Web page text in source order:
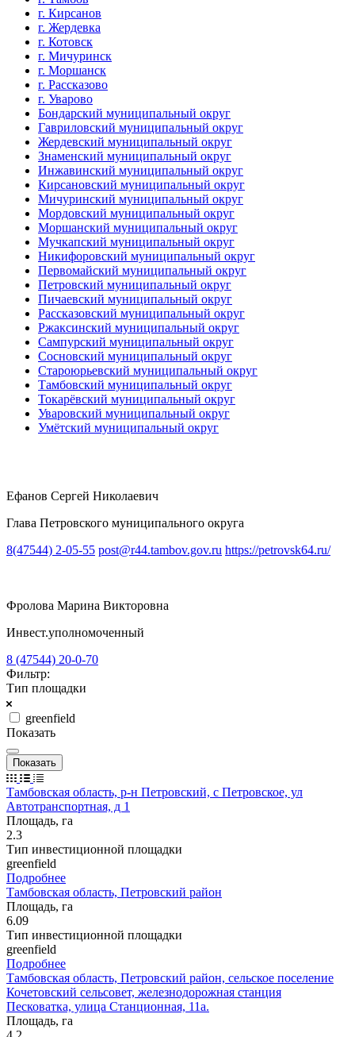
г. Кирсанов
г. Жердевка
г. Котовск
г. Мичуринск
г. Моршанск
г. Рассказово
г. Уварово
Бондарский муниципальный округ
Гавриловский муниципальный округ
Жердевский муниципальный округ
Знаменский муниципальный округ
Инжавинский муниципальный округ
Кирсановский муниципальный округ
Мичуринский муниципальный округ
Мордовский муниципальный округ
Моршанский муниципальный округ
Мучкапский муниципальный округ
Никифоровский муниципальный округ
Первомайский муниципальный округ
Петровский муниципальный округ
Пичаевский муниципальный округ
Рассказовский муниципальный округ
Ржаксинский муниципальный округ
Сампурский муниципальный округ
Сосновский муниципальный округ
Староюрьевский муниципальный округ
Тамбовский муниципальный округ
Токарёвский муниципальный округ
Уваровский муниципальный округ
Умётский муниципальный округ
Ефанов Сергей Николаевич
Глава Петровского муниципального округа
8(47544) 2-05-55 post@r44.tambov.gov.ru https://petrovsk64.ru/
Фролова Марина Викторовна
Инвест.уполномоченный
8 (47544) 20-0-70
Фильтр:
Тип площадки
greenfield
Показать
Тамбовская область, р-н Петровский, с Петровское, ул
Автотранспортная, д 1
Площадь, га
2.3
Тип инвестиционной площадки
greenfield
Подробнее
Тамбовская область, Петровский район
Площадь, га
6.09
Тип инвестиционной площадки
greenfield
Подробнее
Тамбовская область, Петровский район, сельское поселение
Кочетовский сельсовет, железнодорожная станция
Песковатка, улица Станционная, 11а.
Площадь, га